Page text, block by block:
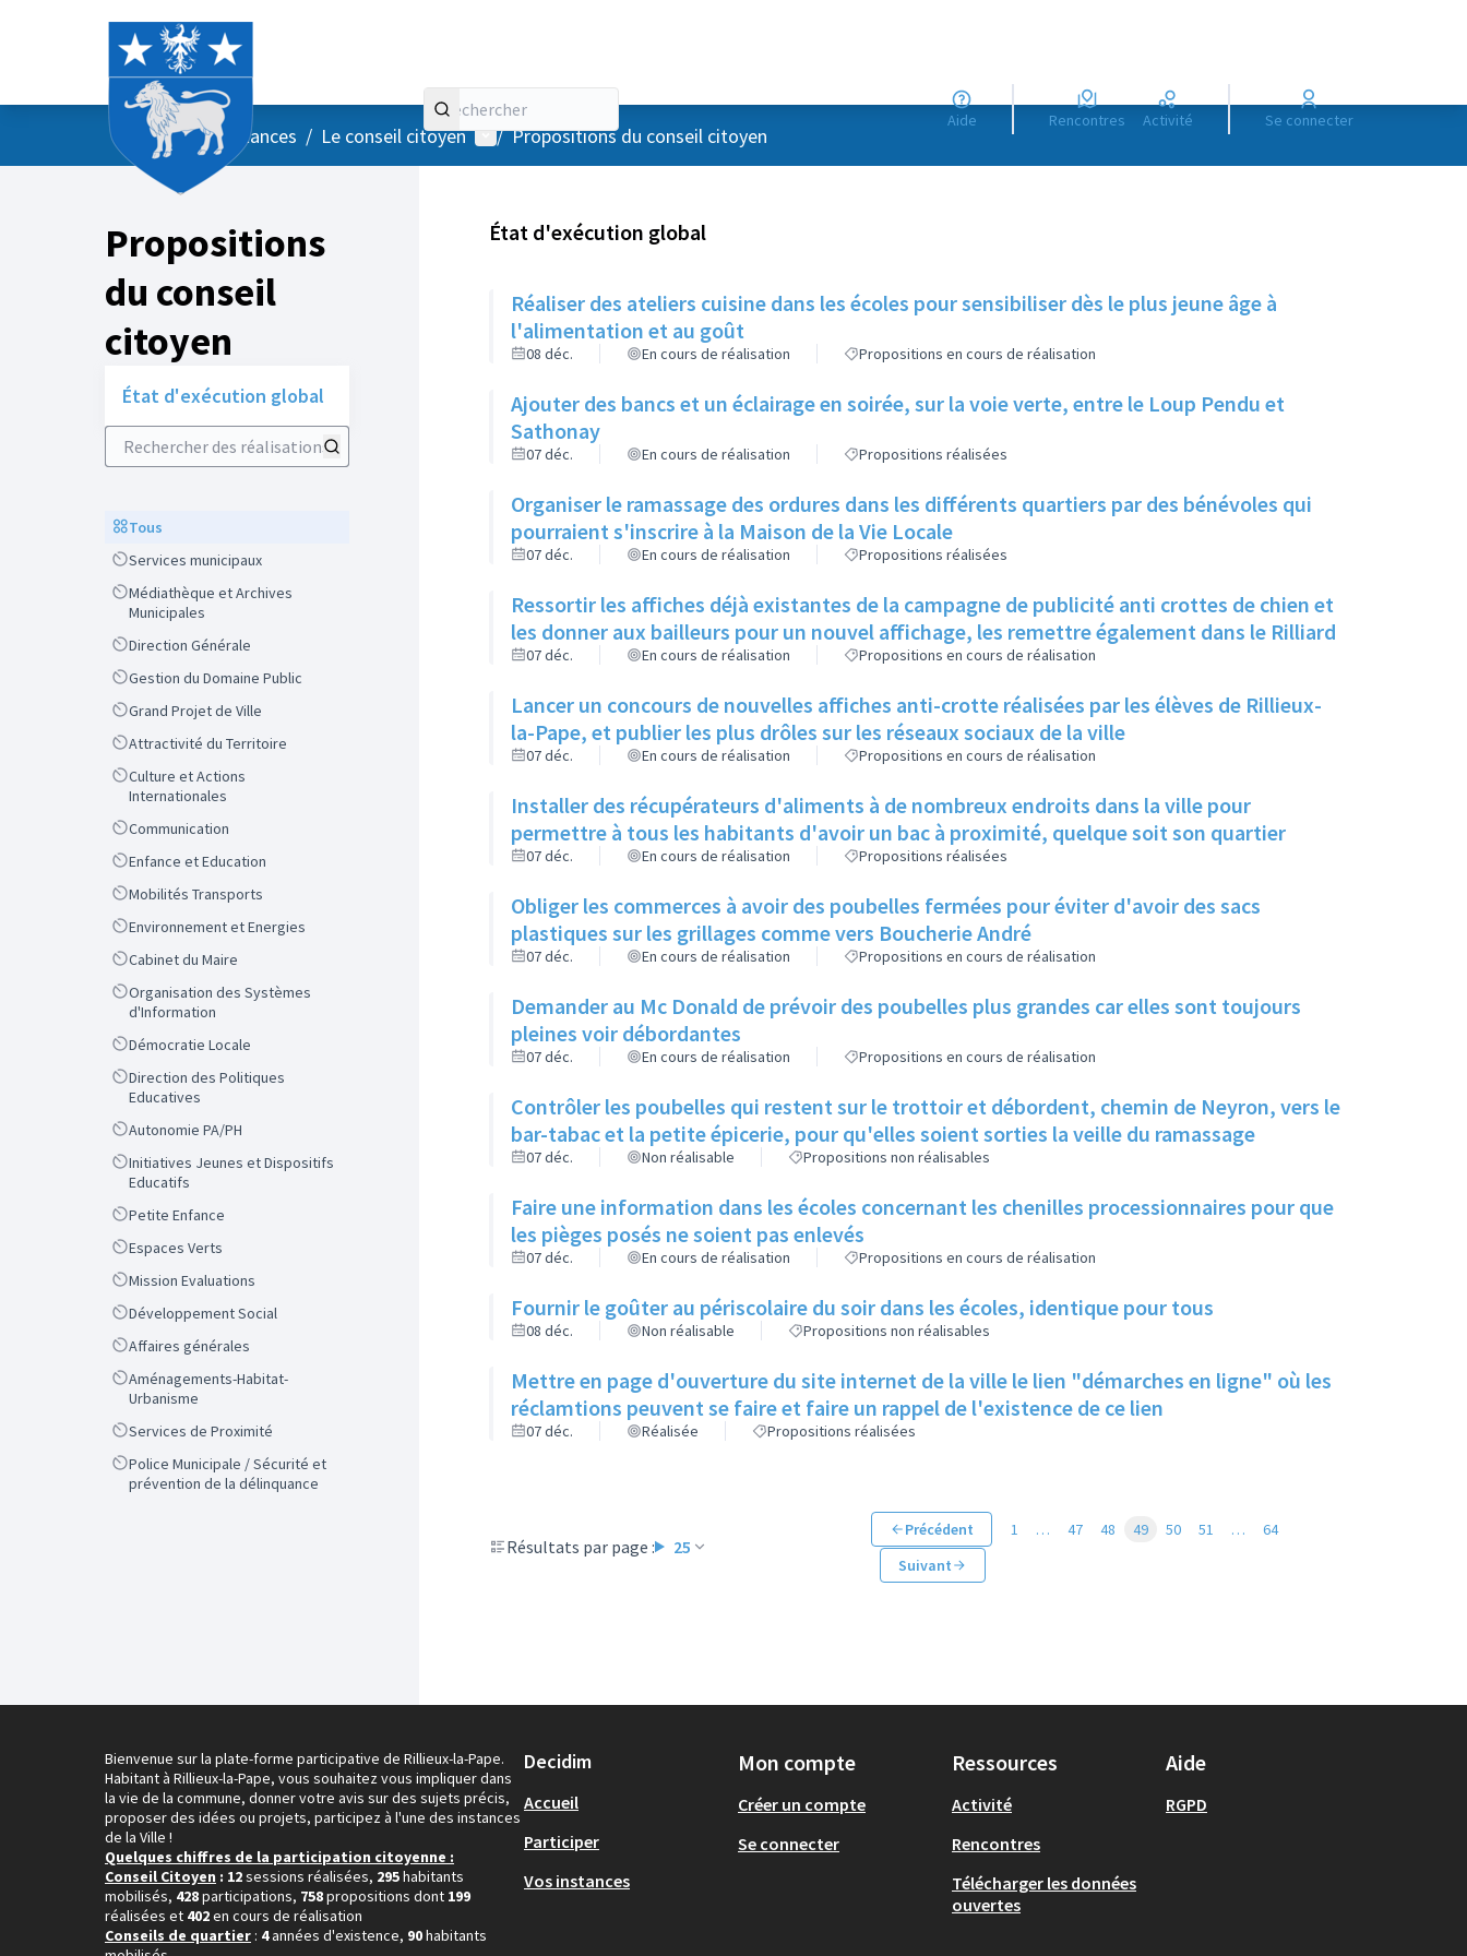
Aide Rencontres Activité Se connecter
AccueilMenu principal
/ Vos instances / Le conseil citoyen Menu utilisateur
/ Propositions du conseil citoyen
Propositions
du conseil
citoyen
État d'exécution global
Rechercher des réalisations
ScopeTous
ScopeServices municipaux
Scope
Médiathèque et Archives
Municipales
ScopeDirection Générale
ScopeGestion du Domaine Public
ScopeGrand Projet de Ville
ScopeAttractivité du Territoire
Scope
Culture et Actions
Internationales
ScopeCommunication
ScopeEnfance et Education
ScopeMobilités Transports
ScopeEnvironnement et Energies
ScopeCabinet du Maire
Scope
Organisation des Systèmes
d'Information
ScopeDémocratie Locale
Scope
Direction des Politiques
Educatives
ScopeAutonomie PA/PH
Scope
Initiatives Jeunes et Dispositifs
Educatifs
ScopePetite Enfance
ScopeEspaces Verts
ScopeMission Evaluations
ScopeDéveloppement Social
ScopeAffaires générales
Scope
Aménagements-Habitat-
Urbanisme
ScopeServices de Proximité
Scope
Police Municipale / Sécurité et
prévention de la délinquance
État d'exécution global
Réaliser des ateliers cuisine dans les écoles pour sensibiliser dès le plus jeune âge à
l'alimentation et au goût
08 déc. En cours de réalisation Propositions en cours de réalisation
Ajouter des bancs et un éclairage en soirée, sur la voie verte, entre le Loup Pendu et
Sathonay
07 déc. En cours de réalisation Propositions réalisées
Organiser le ramassage des ordures dans les différents quartiers par des bénévoles qui
pourraient s'inscrire à la Maison de la Vie Locale
07 déc. En cours de réalisation Propositions réalisées
Ressortir les affiches déjà existantes de la campagne de publicité anti crottes de chien et
les donner aux bailleurs pour un nouvel affichage, les remettre également dans le Rilliard
07 déc. En cours de réalisation Propositions en cours de réalisation
Lancer un concours de nouvelles affiches anti-crotte réalisées par les élèves de Rillieux-
la-Pape, et publier les plus drôles sur les réseaux sociaux de la ville
07 déc. En cours de réalisation Propositions en cours de réalisation
Installer des récupérateurs d'aliments à de nombreux endroits dans la ville pour
permettre à tous les habitants d'avoir un bac à proximité, quelque soit son quartier
07 déc. En cours de réalisation Propositions réalisées
Obliger les commerces à avoir des poubelles fermées pour éviter d'avoir des sacs
plastiques sur les grillages comme vers Boucherie André
07 déc. En cours de réalisation Propositions en cours de réalisation
Demander au Mc Donald de prévoir des poubelles plus grandes car elles sont toujours
pleines voir débordantes
07 déc. En cours de réalisation Propositions en cours de réalisation
Contrôler les poubelles qui restent sur le trottoir et débordent, chemin de Neyron, vers le
bar-tabac et la petite épicerie, pour qu'elles soient sorties la veille du ramassage
07 déc. Non réalisable Propositions non réalisables
Faire une information dans les écoles concernant les chenilles processionnaires pour que
les pièges posés ne soient pas enlevés
07 déc. En cours de réalisation Propositions en cours de réalisation
Fournir le goûter au périscolaire du soir dans les écoles, identique pour tous
08 déc. Non réalisable Propositions non réalisables
Mettre en page d'ouverture du site internet de la ville le lien "démarches en ligne" où les
réclamtions peuvent se faire et faire un rappel de l'existence de ce lien
07 déc. Réalisée Propositions réalisées
Résultats par page : 25
Précédent 1 … 47 48 49 50 51 …
64
Suivant
Bienvenue sur la plate-forme participative de Rillieux-la-Pape.
Habitant à Rillieux-la-Pape, vous souhaitez vous impliquer dans
la vie de la commune, donner votre avis sur des sujets précis,
proposer des idées ou projets, participez à l'une des instances
de la Ville !
Quelques chiffres de la participation citoyenne :
Conseil Citoyen : 12sessions réalisées, 295habitants
mobilisés, 428participations, 758propositions dont 199
réalisées et 402en cours de réalisation
Conseils de quartier : 4années d'existence, 90habitants
Decidim
Accueil
Participer
Vos instances
Mon compte
Créer un compte
Se connecter
Ressources
Activité
Rencontres
Télécharger les données
ouvertes
Aide
RGPD